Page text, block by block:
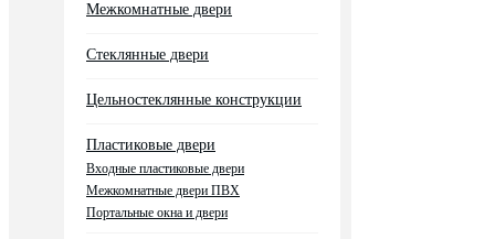
Межкомнатные двери
Стеклянные двери
Цельностеклянные конструкции
Пластиковые двери
Входные пластиковые двери
Межкомнатные двери ПВХ
Портальные окна и двери